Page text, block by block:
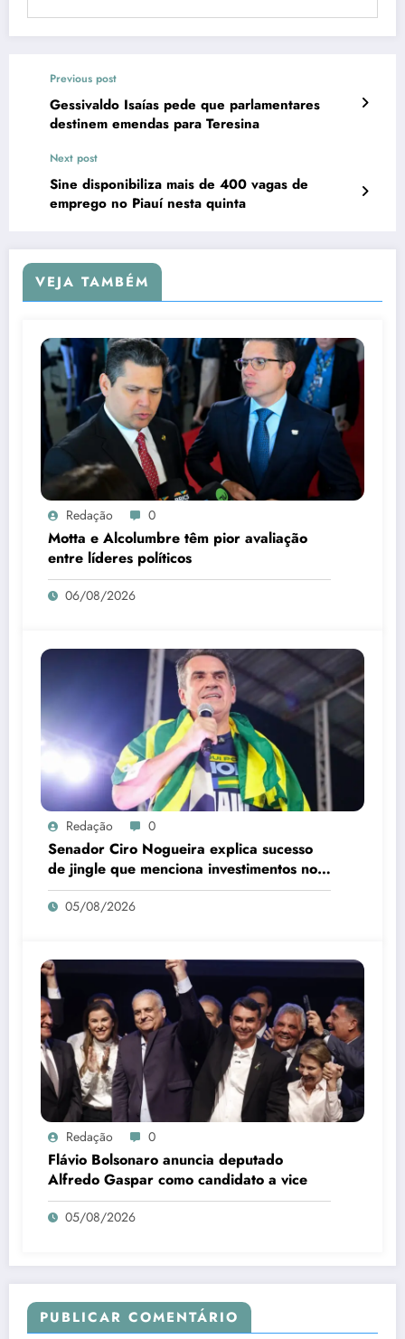
Previous post
Gessivaldo Isaías pede que parlamentares
destinem emendas para Teresina
Next post
Sine disponibiliza mais de 400 vagas de
emprego no Piauí nesta quinta
VEJA TAMBÉM
Redação 0
Motta e Alcolumbre têm pior avaliação
entre líderes políticos
06/08/2026
Redação 0
Senador Ciro Nogueira explica sucesso
de jingle que menciona investimentos no
Piauí
05/08/2026
Redação 0
Flávio Bolsonaro anuncia deputado
Alfredo Gaspar como candidato a vice
05/08/2026
PUBLICAR COMENTÁRIO